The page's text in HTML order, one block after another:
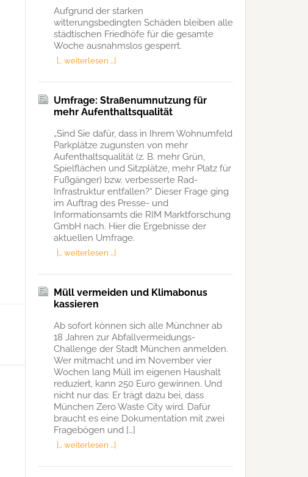
Aufgrund der starken
witterungsbedingten Schäden bleiben alle
städtischen Friedhöfe für die gesamte
Woche ausnahmslos gesperrt.
[… weiterlesen …]
Umfrage: Straßenumnutzung für
mehr Aufenthaltsqualität
„Sind Sie dafür, dass in Ihrem Wohnumfeld
Parkplätze zugunsten von mehr
Aufenthaltsqualität (z. B. mehr Grün,
Spielflächen und Sitzplätze, mehr Platz für
Fußgänger) bzw. verbesserte Rad-
Infrastruktur entfallen?“ Dieser Frage ging
im Auftrag des Presse- und
Informationsamts die RIM Marktforschung
GmbH nach. Hier die Ergebnisse der
aktuellen Umfrage.
[… weiterlesen …]
Müll vermeiden und Klimabonus
kassieren
Ab sofort können sich alle Münchner ab
18 Jahren zur Abfallvermeidungs-
Challenge der Stadt München anmelden.
Wer mitmacht und im November vier
Wochen lang Müll im eigenen Haushalt
reduziert, kann 250 Euro gewinnen. Und
nicht nur das: Er trägt dazu bei, dass
München Zero Waste City wird. Dafür
braucht es eine Dokumentation mit zwei
Fragebögen und […]
[… weiterlesen …]